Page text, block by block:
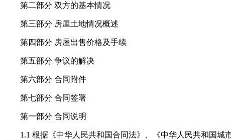
第二部分 双方的基本情况
第三部分 房屋土地情况概述
第四部分 房屋出售价格及手续
第五部分 争议的解决
第六部分 合同附件
第七部分 合同签署
第一部分 合同说明
1.1 根据《中华人民共和国合同法》、《中华人民共和国城